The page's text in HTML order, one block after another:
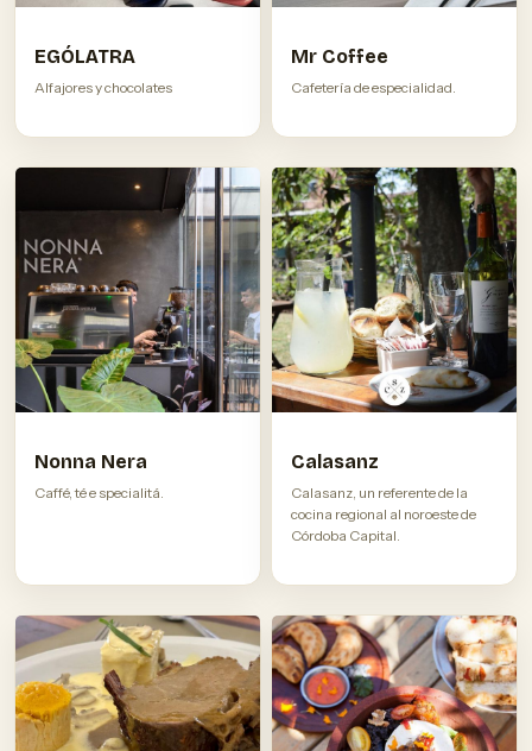
EGÓLATRA
Alfajores y chocolates
Mr Coffee
Cafetería de especialidad.
Nonna Nera
Caffé, té e specialitá.
Calasanz
Calasanz, un referente de la
cocina regional al noroeste de
Córdoba Capital.